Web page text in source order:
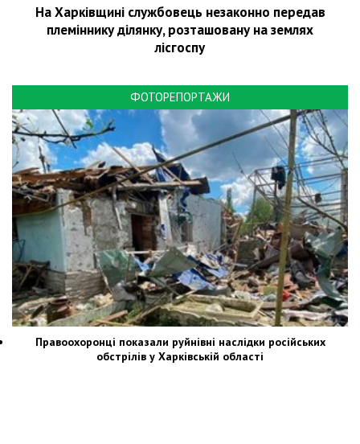
На Харківщині службовець незаконно передав
племіннику ділянку, розташовану на землях
лісгоспу
ФОТОРЕПОРТАЖИ
Правоохоронці показали руйнівні наслідки російських
обстрілів у Харківській області